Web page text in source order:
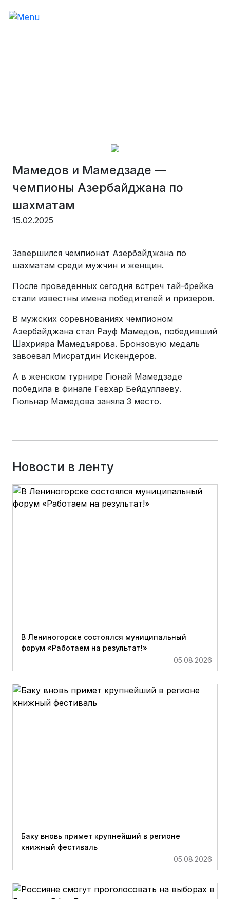
Мамедов и Мамедзаде —
чемпионы Азербайджана по
шахматам
15.02.2025
Завершился чемпионат Азербайджана по
шахматам среди мужчин и женщин.
После проведенных сегодня встреч тай-брейка
стали известны имена победителей и призеров.
В мужских соревнованиях чемпионом
Азербайджана стал Рауф Мамедов, победивший
Шахрияра Мамедъярова. Бронзовую медаль
завоевал Мисратдин Искендеров.
А в женском турнире Гюнай Мамедзаде
победила в финале Гевхар Бейдуллаеву.
Гюльнар Мамедова заняла 3 место.
Новости в ленту
В Лениногорске состоялся муниципальный
форум «Работаем на результат!»
05.08.2026
Баку вновь примет крупнейший в регионе
книжный фестиваль
05.08.2026